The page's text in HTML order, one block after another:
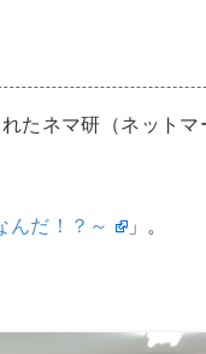
たネマ研（ネットマ
んだ！？～ 」。